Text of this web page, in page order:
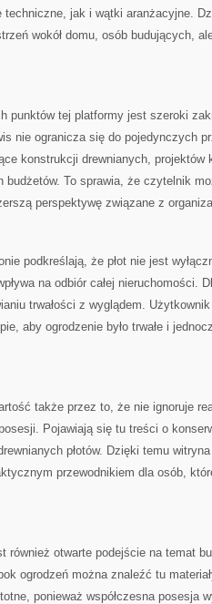
techniczne, jak i wątki aranżacyjne.
wokół domu, osób budujących,
punktów tej platformy jest szeroki
nie ogranicza się do pojedynczych
konstrukcji drewnianych,
budżetów. To sprawia, że czytelnik
perspektywę związane z
podkreślają, że płot nie jest
na odbiór całej nieruchomości.
trwałości z wyglądem.
aby ogrodzenie było trwałe i
także przez to, że nie ignoruje
Pojawiają się tu treści o
płotów. Dzięki temu
przewodnikiem dla osób,
również otwarte podejście na temat
ogrodzeń można znaleźć tu
ponieważ współczesna posesja